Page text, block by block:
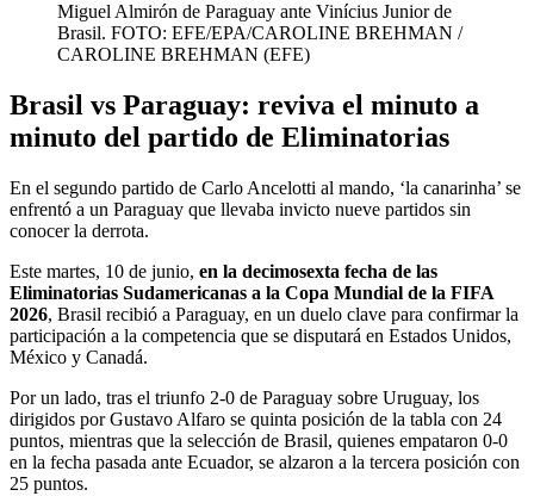
Miguel Almirón de Paraguay ante Vinícius Junior de
Brasil. FOTO: EFE/EPA/CAROLINE BREHMAN /
CAROLINE BREHMAN (EFE)
Brasil vs Paraguay: reviva el minuto a
minuto del partido de Eliminatorias
En el segundo partido de Carlo Ancelotti al mando, ‘la canarinha’ se
enfrentó a un Paraguay que llevaba invicto nueve partidos sin
conocer la derrota.
Este martes, 10 de junio, en la decimosexta fecha de las
Eliminatorias Sudamericanas a la Copa Mundial de la FIFA
2026, Brasil recibió a Paraguay, en un duelo clave para confirmar la
participación a la competencia que se disputará en Estados Unidos,
México y Canadá.
Por un lado, tras el triunfo 2-0 de Paraguay sobre Uruguay, los
dirigidos por Gustavo Alfaro se quinta posición de la tabla con 24
puntos, mientras que la selección de Brasil, quienes empataron 0-0
en la fecha pasada ante Ecuador, se alzaron a la tercera posición con
25 puntos.